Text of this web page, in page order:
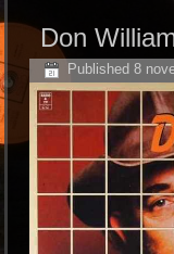
Don
Published 8